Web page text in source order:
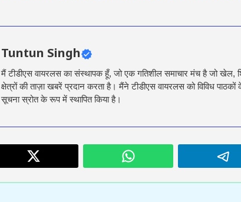
Tuntun Singh
मैं टीडीएस वायरलस का संस्थापक हूँ, जो एक गतिशील समाचार मंच है जो खेल,
क्षेत्रों की ताज़ा खबरें प्रदान करता है। मैंने टीडीएस वायरलस को विविध
सूचना स्रोत के रूप में स्थापित किया है।